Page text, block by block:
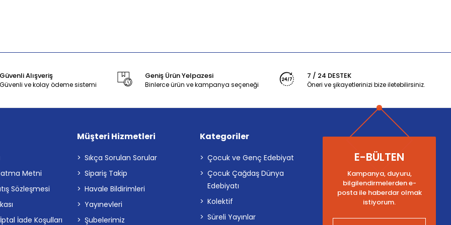
Alışveriş
ve kolay ödeme sistemi
Geniş Ürün Yelpazesi
Binlerce ürün ve kampanya seçeneği
7 / 24 DESTEK
Öneri ve şikayetlerinizi bize iletebilirsiniz.
Metni
Sözleşmesi
İade Koşulları
Müşteri Hizmetleri
Sıkça Sorulan Sorular
Sipariş Takip
Havale Bildirimleri
Yayınevleri
Şubelerimiz
Kategoriler
Çocuk ve Genç Edebiyat
Çocuk Çağdaş Dünya
Edebiyatı
Kolektif
Süreli Yayınlar
E-BÜLTEN
Kampanya, duyuru,
bilgilendirmelerden e-
posta ile haberdar olmak
istiyorum.